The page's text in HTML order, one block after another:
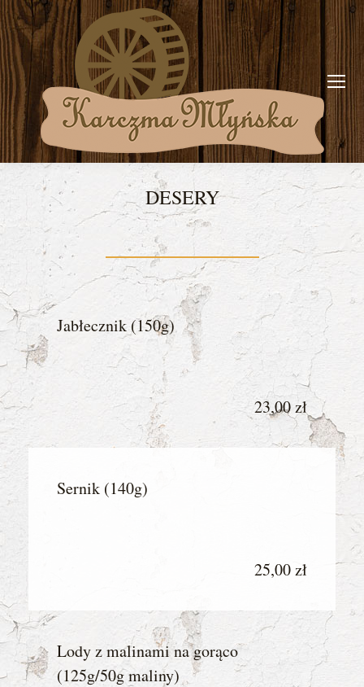
DESERY
You are here:
Jabłecznik (150g)
23,00 zł
Sernik (140g)
25,00 zł
Lody z malinami na gorąco
(125g/50g maliny)